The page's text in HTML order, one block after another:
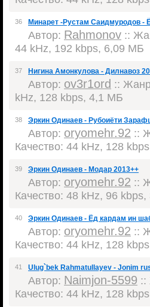
36 Минарет -Рустам Саидмуродов -
Автор: Rahmonov ::
44 kHz, 192 kbps, 6,09 МБ
37 Нигина Амонкулова - Дилнавоз
Автор: ov3r1ord ::
kHz, 128 kbps, 4,1 МБ
38 Эркин Одинаев - Рубоиёти
Автор: oryomehr.92 ::
Качество: 44 kHz, 128
39 Эркин Одинаев - Модар 2013++
Автор: oryomehr.92 ::
Качество: 48 kHz, 96
40 Эркин Одинаев - Ёд кардам ин
Автор: oryomehr.92 ::
Качество: 44 kHz, 128
41 Ulug`bek Rahmatullayev - Jonim
Автор: Naimjon-5599 ::
Качество: 44 kHz, 128